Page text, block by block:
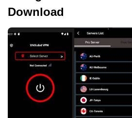
Download